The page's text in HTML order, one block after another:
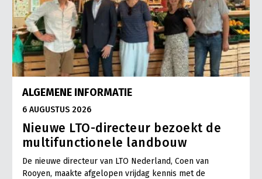
ALGEMENE INFORMATIE
6 AUGUSTUS 2026
Nieuwe LTO-directeur bezoekt de
multifunctionele landbouw
De nieuwe directeur van LTO Nederland, Coen van
Rooyen, maakte afgelopen vrijdag kennis met de